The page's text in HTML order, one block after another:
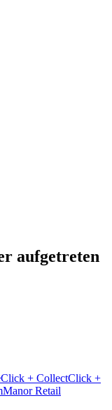
aufgetreten
Click + CollectClick +
Manor Retail